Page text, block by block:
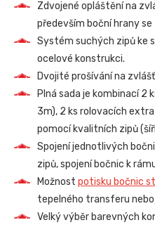
Zdvojené opláštění na
především boční hrany se
Systém suchých zipů ke
ocelové konstrukci.
Dvojité prošívání na
Plná sada je kombinací2
3m), 2 ks rolovacích
pomocí kvalitních zipů
Spojení jednotlivých
zipů, spojení bočnic k
Možnostpotisku bočnic
tepelného transferu
Velký výběr barevných